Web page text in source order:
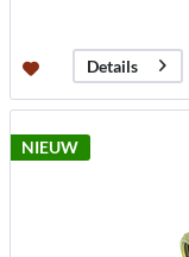
Details
NIEUW